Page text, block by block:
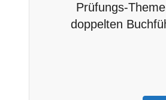
Prüfungs-
doppelten